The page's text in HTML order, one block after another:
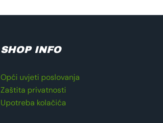
SHOP INFO
Opći uvjeti poslovanja
Zaštita privatnosti
Upotreba kolačića